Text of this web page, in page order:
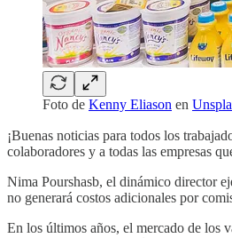
Foto de Kenny Eliason en
¡Buenas noticias para todos los
colaboradores y a todas las empresas
Nima Pourshasb, el dinámico director
no generará costos adicionales por
En los últimos años, el mercado de los